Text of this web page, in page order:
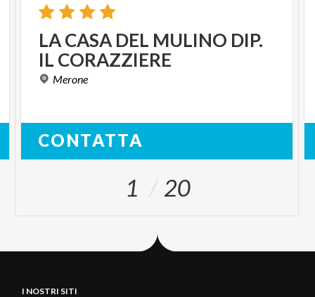
LACASA DEL MULINO DIP.
IL CORAZZIERE
Merone
CONTATTA
1 20
I NOSTRI SITI